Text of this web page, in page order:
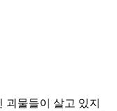
물들이 살고 있지